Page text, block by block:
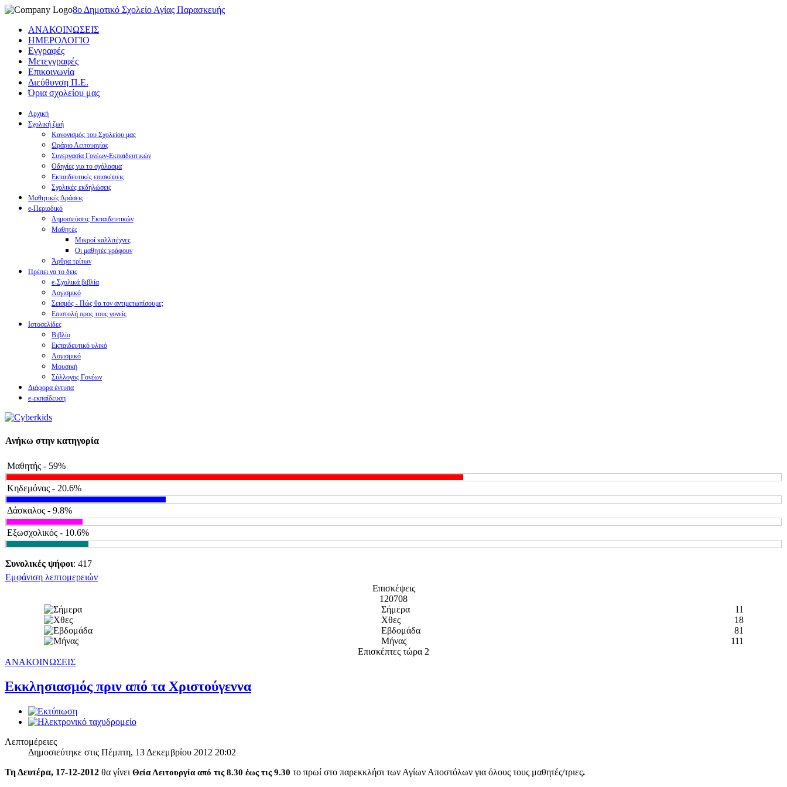
8ο Δημοτικό Σχολείο Αγίας Παρασκευής
ΑΝΑΚΟΙΝΩΣΕΙΣ
ΗΜΕΡΟΛΟΓΙΟ
Εγγραφές
Μετεγγραφές
Επικοινωνία
Διεύθυνση Π.Ε.
Όρια σχολείου μας
Αρχική
Σχολική ζωή
Κανονισμός του Σχολείου μας
Ωράριο Λειτουργίας
Συνεργασία Γονέων-Εκπαιδευτικών
Οδηγίες για το σχόλασμα
Εκπαιδευτικές επισκέψεις
Σχολικές εκδηλώσεις
Μαθητικές Δράσεις
e-Περιοδικό
Δημοσιεύσεις Εκπαιδευτικών
Μαθητές
Μικροί καλλιτέχνες
Οι μαθητές γράφουν
Άρθρα τρίτων
Πρέπει να το δεις
e-Σχολικά βιβλία
Λογισμικό
Σεισμός - Πώς θα τον αντιμετωπίσουμε;
Επιστολή προς τους γονείς
Ιστοσελίδες
Βιβλίο
Εκπαιδευτικό υλικό
Λογισμικό
Μουσική
Σύλλογος Γονέων
Διάφορα έντυπα
e-εκπαίδευση
Ανήκω στην κατηγορία
Μαθητής - 59%
Κηδεμόνας - 20.6%
Δάσκαλος - 9.8%
Εξωσχολικός - 10.6%
Συνολικές ψήφοι: 417
Εμφάνιση λεπτομερειών
Επισκέψεις
120708
Σήμερα
11
Χθες
18
Εβδομάδα
81
Μήνας
111
Επισκέπτες τώρα 2
ΑΝΑΚΟΙΝΩΣΕΙΣ
Εκκλησιασμός πριν από τα Χριστούγεννα
Λεπτομέρειες
Δημοσιεύτηκε στις Πέμπτη, 13 Δεκεμβρίου 2012 20:02
Τη Δευτέρα, 17-12-2012 θα γίνει Θεία Λειτουργία από τις 8.30 έως τις 9.30 το πρωί στο παρεκκλήσι των Αγίων Αποστόλων για όλους τους μαθητές/τριες.